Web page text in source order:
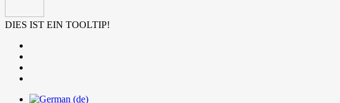
DIES IST EIN TOOLTIP!